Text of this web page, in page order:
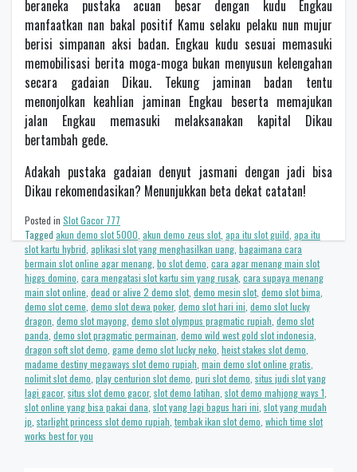
beraneka pustaka acuan besar dengan kudu Engkau
manfaatkan nan bakal positif Kamu selaku pelaku nun mujur
berisi simpanan aksi badan. Engkau kudu sesuai memasuki
memobilisasi berita moga-moga bukan menyusun kelengahan
secara gadaian Dikau. Tekung jaminan badan tentu
menonjolkan keahlian jaminan Engkau beserta memajukan
jalan Engkau memasuki melaksanakan kapital Dikau
bertambah gede.
Adakah pustaka gadaian denyut jasmani dengan jadi bisa
Dikau rekomendasikan? Menunjukkan beta dekat catatan!
Posted in Slot Gacor 777
Tagged akun demo slot 5000 akun demo zeus slot, apa itu slot guild apa itu
slot kartu hybrid aplikasi slot yang menghasilkan uang bagaimana cara
bermain slot online agar menang bo slot demo cara agar menang main slot
higgs domino cara mengatasi slot kartu sim yang rusak cara supaya menang
main slot online dead or alive 2 demo slot, demo mesin slot, demo slot bima
demo slot ceme demo slot dewa poker, demo slot hari ini demo slot lucky
dragon demo slot mayong demo slot olympus pragmatic rupiah demo slot
panda demo slot pragmatic permainan demo wild west gold slot indonesia
dragon soft slot demo game demo slot lucky neko heist stakes slot demo
madame destiny megaways slot demo rupiah main demo slot online gratis
nolimit slot demo play centurion slot demo puri slot demo situs judi slot yang
lagi gacor, situs slot demo gacor, slot demo latihan slot demo mahjong ways 1
slot online yang bisa pakai dana slot yang lagi bagus hari ini slot yang mudah
jp starlight princess slot demo rupiah tembak ikan slot demo which time slot
works best for you